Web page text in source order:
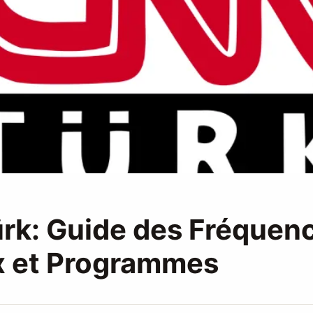
Guide des
et Programmes